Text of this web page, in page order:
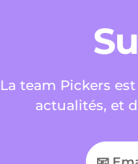
La team Pickers
actualités, et